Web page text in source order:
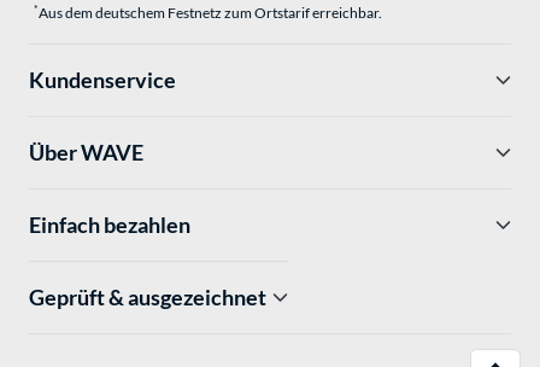
*Aus dem deutschem Festnetz zum Ortstarif erreichbar.
Kundenservice
Über WAVE
Einfach bezahlen
Geprüft & ausgezeichnet